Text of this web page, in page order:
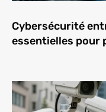
Cybersécurité
essentielles pour